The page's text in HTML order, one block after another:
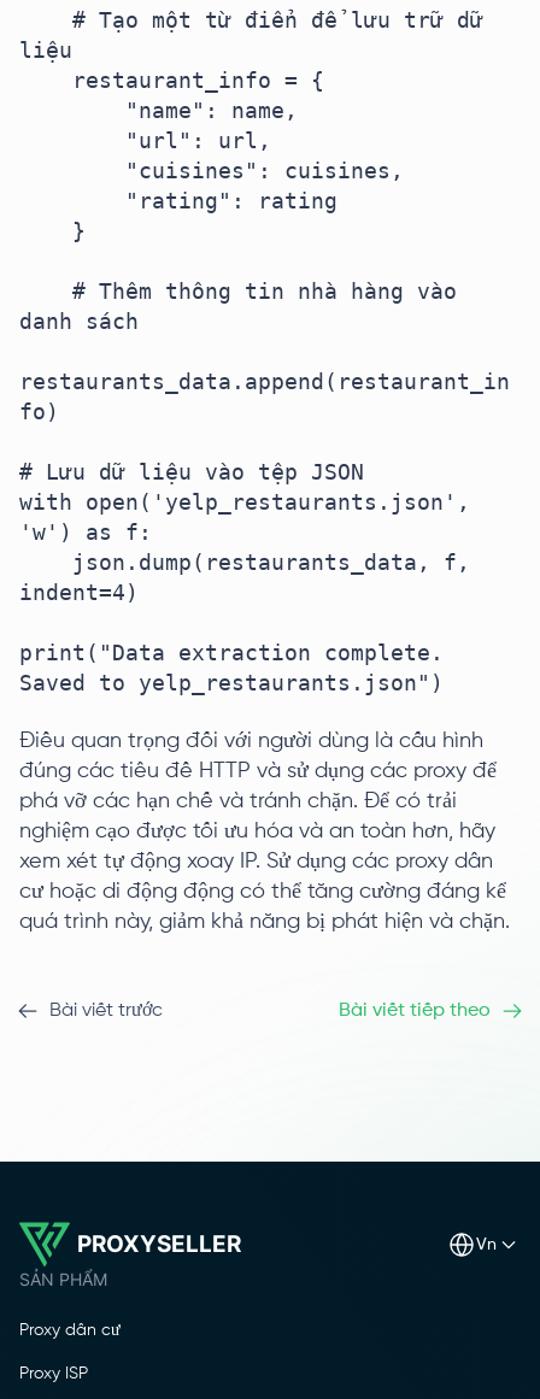
liệu
danh sách
restaurants_data.append(restaurant_in
fo)
# Lưu dữ liệu vào tệp JSON
with open('yelp_restaurants.json',
'w') as f:
indent=4)
print("Data extraction complete.
Saved to yelp_restaurants.json")
Điều quan trọng đối với người dùng là cấu hình
đúng các tiêu đề HTTP và sử dụng các proxy để
phá vỡ các hạn chế và tránh chặn. Để có trải
nghiệm cạo được tối ưu hóa và an toàn hơn, hãy
xem xét tự động xoay IP. Sử dụng các proxy dân
cư hoặc di động động có thể tăng cường đáng kể
quá trình này, giảm khả năng bị phát hiện và chặn.
Bài viết trước Bài viết tiếp theo
PROXYSELLER vn
SẢN PHẨM
Proxy dân cư
Proxy ISP